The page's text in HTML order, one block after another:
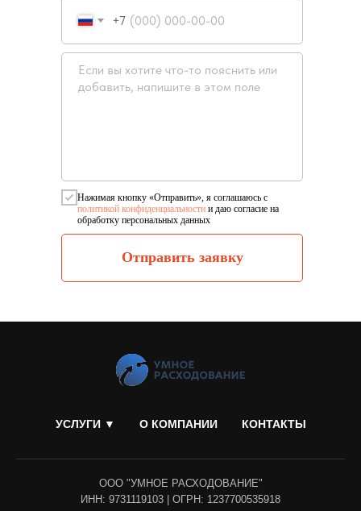
+7
Нажимая кнопку «Отправить», я соглашаюсь c
политикой конфиденциальности и даю согласие на
обработку персональных данных
Отправить заявку
УСЛУГИ ▼ О КОМПАНИИ КОНТАКТЫ
ООО "УМНОЕ РАСХОДОВАНИЕ"
ИНН: 9731119103 | ОГРН: 1237700535918